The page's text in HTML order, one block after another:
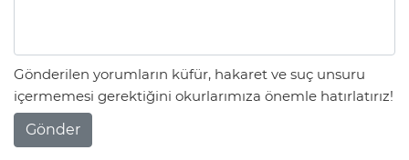
Gönderilen yorumların küfür, hakaret ve suç unsuru
içermemesi gerektiğini okurlarımıza önemle hatırlatırız!
Gönder